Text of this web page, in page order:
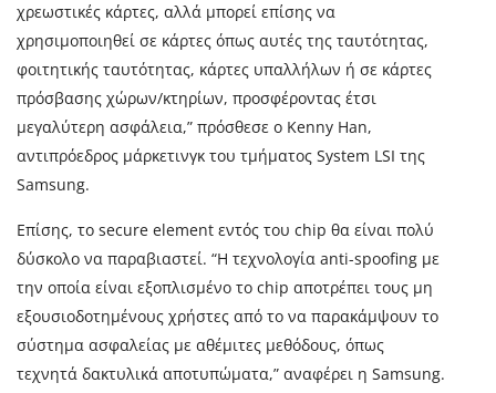
χρεωστικές κάρτες, αλλά μπορεί επίσης να
χρησιμοποιηθεί σε κάρτες όπως αυτές της ταυτότητας,
φοιτητικής ταυτότητας, κάρτες υπαλλήλων ή σε κάρτες
πρόσβασης χώρων/κτηρίων, προσφέροντας έτσι
μεγαλύτερη ασφάλεια,” πρόσθεσε ο Kenny Han,
αντιπρόεδρος μάρκετινγκ του τμήματος System LSI της
Samsung.
Επίσης, το secure element εντός του chip θα είναι πολύ
δύσκολο να παραβιαστεί. “H τεχνολογία anti-spoofing με
την οποία είναι εξοπλισμένο το chip αποτρέπει τους μη
εξουσιοδοτημένους χρήστες από το να παρακάμψουν το
σύστημα ασφαλείας με αθέμιτες μεθόδους, όπως
τεχνητά δακτυλικά αποτυπώματα,” αναφέρει η Samsung.